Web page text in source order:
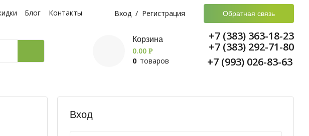
Блог Контакты Вход / Регистрация Обратная связь
Корзина
0.00 Р
0 товаров
+7 (383) 363-18-23
+7 (383) 292-71-80
+7 (993) 026-83-63
Вход